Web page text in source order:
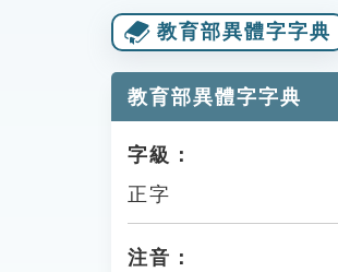
教育部異體字字典
教育部異體字字典
字級：
正字
注音：